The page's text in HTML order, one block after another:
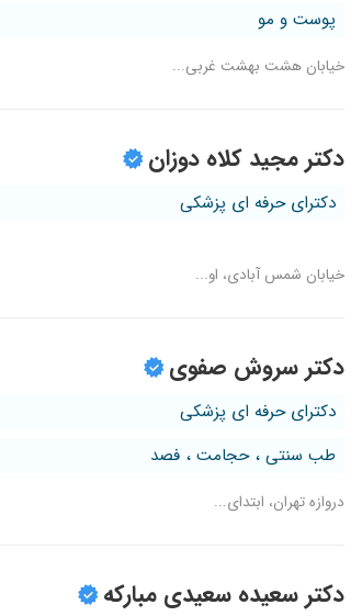
پوست و مو
خیابان هشت بهشت غربی...
دکتر مجید کلاه دوزان
دکترای حرفه ای پزشکی
خیابان شمس آبادی، او...
دکتر سروش صفوی
دکترای حرفه ای پزشکی
طب سنتی ، حجامت ، فصد
دروازه تهران، ابتدای...
دکتر سعیده سعیدی مبارکه